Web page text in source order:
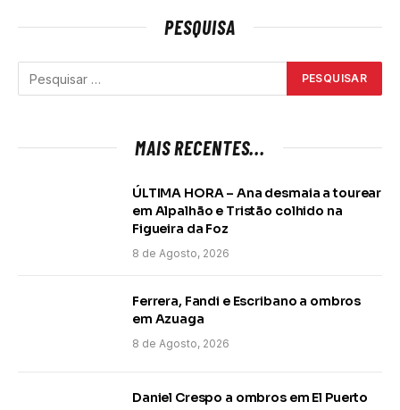
PESQUISA
MAIS RECENTES...
ÚLTIMA HORA – Ana desmaia a tourear
em Alpalhão e Tristão colhido na
Figueira da Foz
8 de Agosto, 2026
Ferrera, Fandi e Escribano a ombros
em Azuaga
8 de Agosto, 2026
Daniel Crespo a ombros em El Puerto